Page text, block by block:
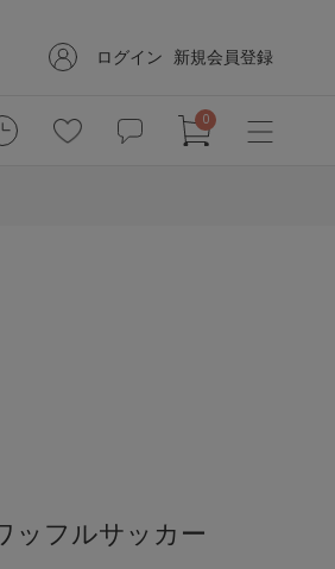
ログイン 新規会員登録
0
ッフルサッカー